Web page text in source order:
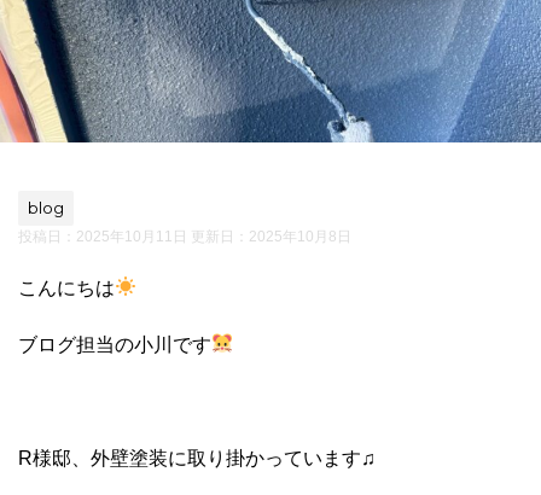
blog
投稿日：2025年10月11日 更新日： 2025年10月8日
こんにちは
ブログ担当の小川です
R様邸、外壁塗装に取り掛かっています♫